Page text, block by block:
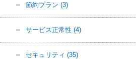
節約プラン (3)
サービス正常性 (4)
セキュリティ (35)